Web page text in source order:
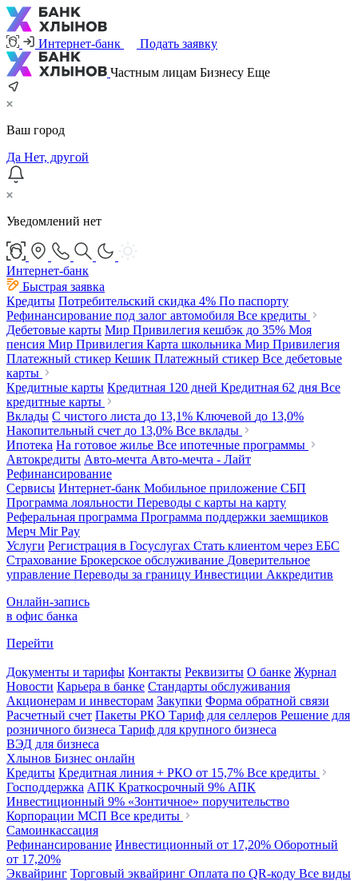
Интернет-банк Подать заявку
Частным лицам Бизнесу Еще
Ваш город
Да Нет, другой
Уведомлений нет
Интернет-банк
Быстрая заявка
Кредиты Потребительский скидка 4% По паспорту
Рефинансирование под залог автомобиля Все кредиты
Дебетовые карты Мир Привилегия кешбэк до 35% Моя
пенсия Мир Привилегия Карта школьника Мир Привилегия
Платежный стикер Кешик Платежный стикер Все дебетовые
карты
Кредитные карты Кредитная 120 дней Кредитная 62 дня Все
кредитные карты
Вклады С чистого листа до 13,1% Ключевой до 13,0%
Накопительный счет до 13,0% Все вклады
Ипотека На готовое жилье Все ипотечные программы
Автокредиты Авто-мечта Авто-мечта - Лайт
Рефинансирование
Сервисы Интернет-банк Мобильное приложение СБП
Программа лояльности Переводы с карты на карту
Реферальная программа Программа поддержки заемщиков
Мерч Mir Pay
Услуги Регистрация в Госуслугах Стать клиентом через ЕБС
Страхование Брокерское обслуживание Доверительное
управление Переводы за границу Инвестиции Аккредитив
Онлайн-запись
в офис банка
Перейти
Документы и тарифы Контакты Реквизиты О банке Журнал
Новости Карьера в банке Стандарты обслуживания
Акционерам и инвесторам Закупки Форма обратной связи
Расчетный счет Пакеты РКО Тариф для селлеров Решение для
розничного бизнеса Тариф для крупного бизнеса
ВЭД для бизнеса
Хлынов Бизнес онлайн
Кредиты Кредитная линия + РКО от 15,7% Все кредиты
Господдержка АПК Краткосрочный 9% АПК
Инвестиционный 9% «Зонтичное» поручительство
Корпорации МСП Все кредиты
Самоинкассация
Рефинансирование Инвестиционный от 17,20% Оборотный
от 17,20%
Эквайринг Торговый эквайринг Оплата по QR-коду Все виды